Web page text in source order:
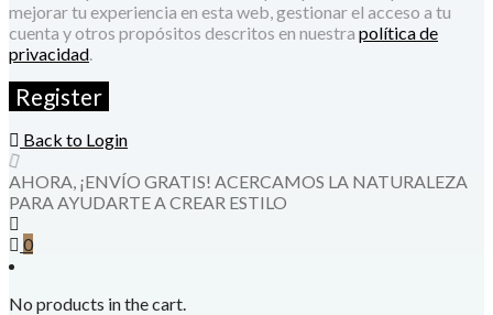
mejorar tu experiencia en esta web, gestionar el acceso a tu
cuenta y otros propósitos descritos en nuestra política de
privacidad.
Back to Login
AHORA, ¡ENVÍO GRATIS! ACERCAMOS LA NATURALEZA
PARA AYUDARTE A CREAR ESTILO
0
No products in the cart.